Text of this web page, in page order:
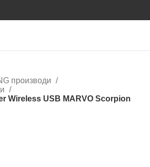
производи
Wireless USB MARVO Scorpion